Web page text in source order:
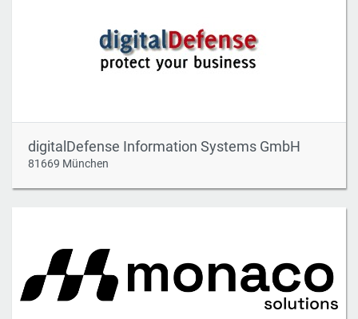
digitalDefense Information Systems GmbH
81669 München